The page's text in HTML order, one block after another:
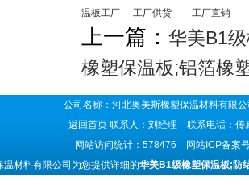
温板工厂
工厂供货
工厂直销
上一篇： 华美B1
橡塑保温板;铝箔橡
公司名称：河北奥美斯橡塑保温材料有
返回首页 联系人：刘经理 联系电话：
网站访问统计：578476 网站ICP备案
温材料有限公司为您提供详细的华美B1级橡塑保温板;防